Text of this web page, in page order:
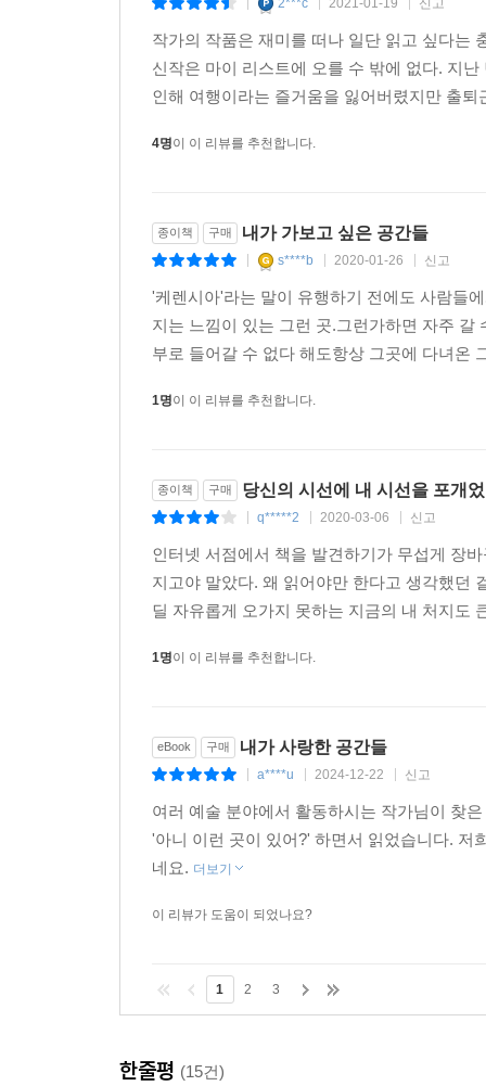
마을의 풍경을 한 번에 바꿔 준 기업의 사옥, 하늘
4부 「개인 취향과 사회 가치가 제대로 구현된
아름다움을 실현한 사적 공간과 부천아트벙커
젊은이들의 힙(Hip)한 문화 성지가 된 피크닉,
다채로운 즐거움과 섬세한 아름다움에 빠져도 좋
한편 이 책에는 윤광준 사진작가가 찍은 90여
시대의 변화를 그대로 받아들이면서 독자들과 함
윤광준은 말한다. “자연의 아름다움이 일방적
못한다. 이 책은 단순히 트렌드를 좇거나 크고 화
느끼고, 나아가 높아진 안목으로 삶을 풍요롭고
시대상을 읽는 맛은 덤이다.
2***c 2021-01-19 신고
작가의 작품은 재미를 떠나 일단 읽고 싶다는
신작은 마이 리스트에 오를 수 밖에 없다. 지
인해 여행이라는 즐거움을 잃어버렸지만 출
4명이 이 리뷰를 추천합니다.
종이책 구매 내가 가보고 싶은 공간들
s****b 2020-01-26 신고
'케렌시아'라는 말이 유행하기 전에도 사람들
지는 느낌이 있는 그런 곳.그런가하면 자주
부로 들어갈 수 없다 해도항상 그곳에 다녀온
1명이 이 리뷰를 추천합니다.
종이책 구매 당신의 시선에 내 시선을 포개
q*****2 2020-03-06 신고
인터넷 서점에서 책을 발견하기가 무섭게 장
지고야 말았다. 왜 읽어야만 한다고 생각했던
딜 자유롭게 오가지 못하는 지금의 내 처지도
1명이 이 리뷰를 추천합니다.
eBook 구매 내가 사랑한 공간들
a****u 2024-12-22 신고
여러 예술 분야에서 활동하시는 작가님이 찾
'아니 이런 곳이 있어?' 하면서 읽었습니다. 저
네요. 더보기
이 리뷰가 도움이 되었나요?
1 2 3
한줄평 (15건)